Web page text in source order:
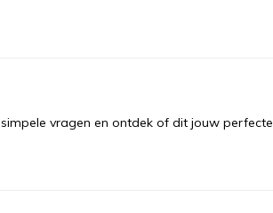
vragen en ontdek of dit jouw perfecte